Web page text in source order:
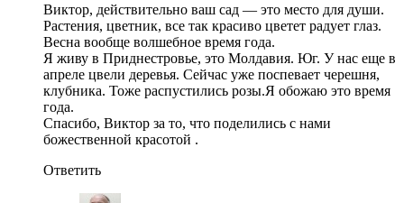
Виктор, действительно ваш сад — это место для души.
Растения, цветник, все так красиво цветет радует глаз.
Весна вообще волшебное время года.
Я живу в Приднестровье, это Молдавия. Юг. У нас еще в
апреле цвели деревья. Сейчас уже поспевает черешня,
клубника. Тоже распустились розы.Я обожаю это время
года.
Спасибо, Виктор за то, что поделились с нами
божественной красотой .
Ответить